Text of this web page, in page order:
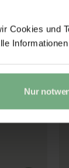
Cookies und
Nur